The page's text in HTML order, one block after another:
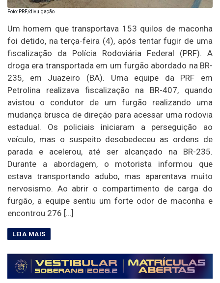
Foto: PRF/divulgação
Um homem que transportava 153 quilos de maconha
foi detido, na terça-feira (4), após tentar fugir de uma
fiscalização da Polícia Rodoviária Federal (PRF). A
droga era transportada em um furgão abordado na BR-
235, em Juazeiro (BA). Uma equipe da PRF em
Petrolina realizava fiscalização na BR-407, quando
avistou o condutor de um furgão realizando uma
mudança brusca de direção para acessar uma rodovia
estadual. Os policiais iniciaram a perseguição ao
veículo, mas o suspeito desobedeceu as ordens de
parada e acelerou, até ser alcançado na BR-235.
Durante a abordagem, o motorista informou que
estava transportando adubo, mas aparentava muito
nervosismo. Ao abrir o compartimento de carga do
furgão, a equipe sentiu um forte odor de maconha e
encontrou 276 […]